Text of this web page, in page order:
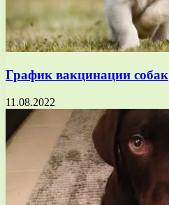
График вакцинации собак
11.08.2022